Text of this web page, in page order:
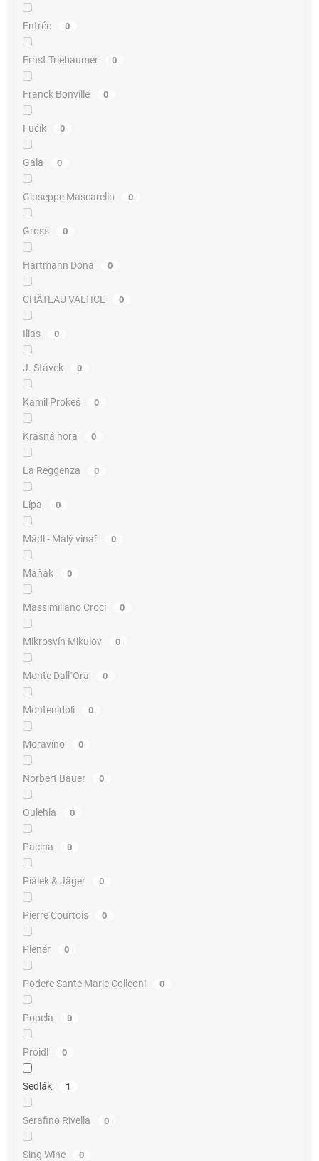
Entrée 0
Ernst Triebaumer 0
Franck Bonville 0
Fučík 0
Gala 0
Giuseppe Mascarello 0
Gross 0
Hartmann Dona 0
CHÂTEAU VALTICE 0
Ilias 0
J. Stávek 0
Kamil Prokeš 0
Krásná hora 0
La Reggenza 0
Lípa 0
Mádl - Malý vinař 0
Maňák 0
Massimiliano Croci 0
Mikrosvín Mikulov 0
Monte Dall´Ora 0
Montenidoli 0
Moravíno 0
Norbert Bauer 0
Oulehla 0
Pacina 0
Piálek & Jäger 0
Pierre Courtois 0
Plenér 0
Podere Sante Marie Colleoni 0
Popela 0
Proidl 0
Sedlák 1
Serafino Rivella 0
Sing Wine 0